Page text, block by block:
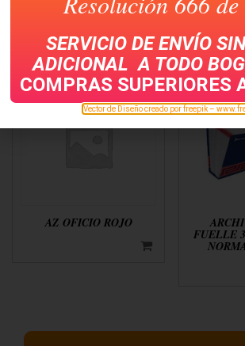
PLASTIFICADO OFICIO
AZ OFICIO ROJO
FUELLE
SERVICIO DE ENVÍO
ADICIONAL A TODO
COMPRAS SUPERIORES
Vector de Diseño creado por freepik –